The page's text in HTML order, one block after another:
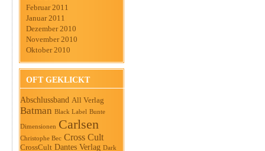
Februar 2011
Januar 2011
Dezember 2010
November 2010
Oktober 2010
OFT GEKLICKT
Abschlussband All Verlag
Batman Black Label Bunte
Dimensionen Carlsen
Christophe Bec Cross Cult
CrossCult Dantes Verlag Dark